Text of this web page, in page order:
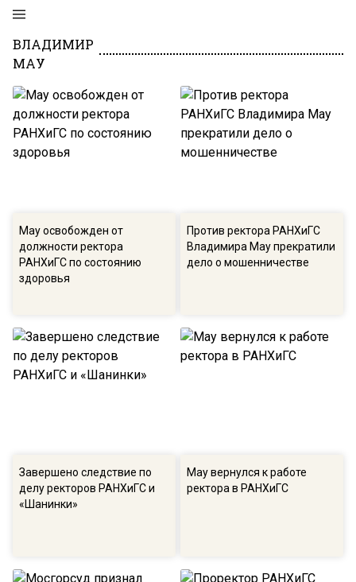
ВЛАДИМИР
МАУ
Мау освобожден от
должности ректора
РАНХиГС по состоянию
здоровья
Против ректора РАНХиГС
Владимира Мау прекратили
дело о мошенничестве
Завершено следствие по
делу ректоров РАНХиГС и
«Шанинки»
Мау вернулся к работе
ректора в РАНХиГС